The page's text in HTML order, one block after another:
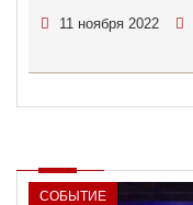
11 ноября 2022
СОБЫТИЕ